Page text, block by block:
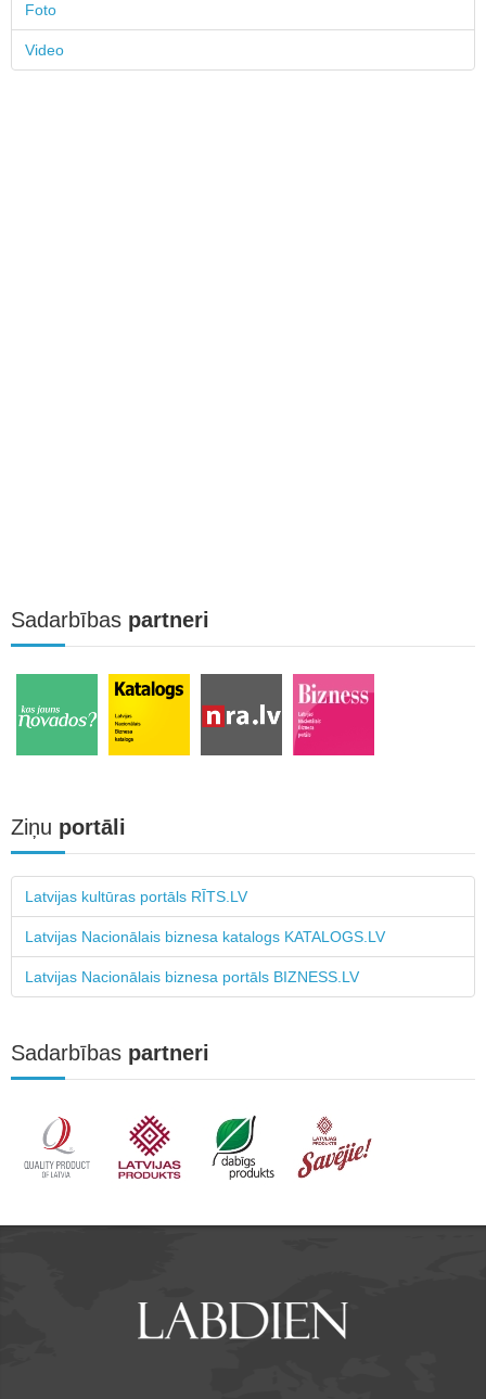
Foto
Video
Sadarbības partneri
Ziņu portāli
Latvijas kultūras portāls RĪTS.LV
Latvijas Nacionālais biznesa katalogs KATALOGS.LV
Latvijas Nacionālais biznesa portāls BIZNESS.LV
Sadarbības partneri